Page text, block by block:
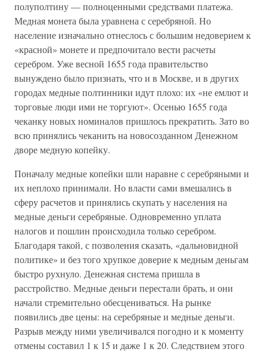
полуполтину — полноценными средствами платежа.
Медная монета была уравнена с серебряной. Но
население изначально отнеслось с большим недоверием к
«красной» монете и предпочитало вести расчеты
серебром. Уже весной 1655 года правительство
вынуждено было признать, что и в Москве, и в других
городах медные полтинники идут плохо: их «не емлют и
торговые люди ими не торгуют». Осенью 1655 года
чеканку новых номиналов пришлось прекратить. Зато во
всю принялись чеканить на новосозданном Денежном
дворе медную копейку.
Поначалу медные копейки шли наравне с серебряными и
их неплохо принимали. Но власти сами вмешались в
сферу расчетов и принялись скупать у населения на
медные деньги серебряные. Одновременно уплата
налогов и пошлин происходила только серебром.
Благодаря такой, с позволения сказать, «дальновидной
политике» и без того хрупкое доверие к медным деньгам
быстро рухнуло. Денежная система пришла в
расстройство. Медные деньги перестали брать, и они
начали стремительно обесцениваться. На рынке
появились две цены: на серебряные и медные деньги.
Разрыв между ними увеличивался погодно и к моменту
отмены составил 1 к 15 и даже 1 к 20. Следствием этого